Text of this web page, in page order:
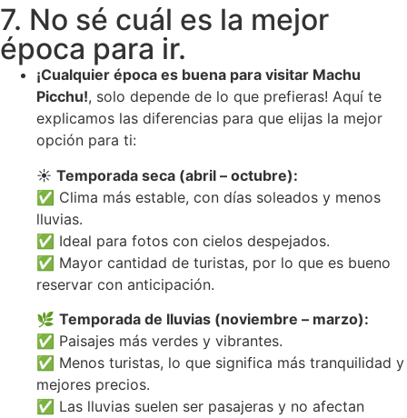
7. No sé cuál es la mejor
época para ir.
¡Cualquier época es buena para visitar Machu
Picchu!, solo depende de lo que prefieras! Aquí te
explicamos las diferencias para que elijas la mejor
opción para ti:
☀️ Temporada seca (abril – octubre):
✅ Clima más estable, con días soleados y menos
lluvias.
✅ Ideal para fotos con cielos despejados.
✅ Mayor cantidad de turistas, por lo que es bueno
reservar con anticipación.
🌿 Temporada de lluvias (noviembre – marzo):
✅ Paisajes más verdes y vibrantes.
✅ Menos turistas, lo que significa más tranquilidad y
mejores precios.
✅ Las lluvias suelen ser pasajeras y no afectan